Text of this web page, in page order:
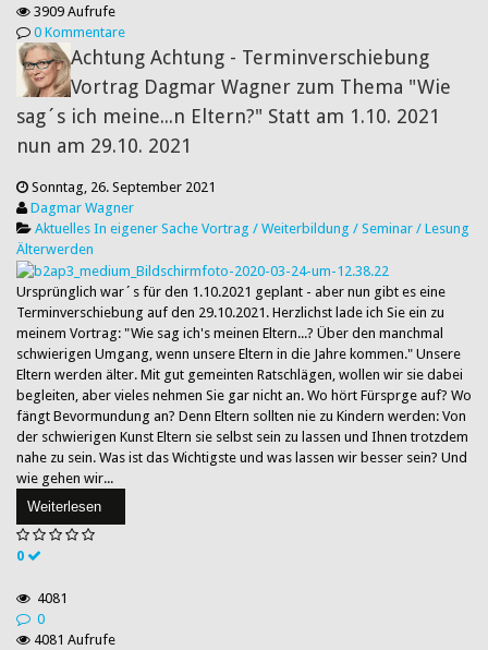
3909 Aufrufe
0 Kommentare
Achtung Achtung - Terminverschiebung
Vortrag Dagmar Wagner zum Thema "Wie
sag´s ich meine...n Eltern?" Statt am 1.10. 2021
nun am 29.10. 2021
Sonntag, 26. September 2021
Dagmar Wagner
Aktuelles In eigener Sache Vortrag / Weiterbildung / Seminar / Lesung
Älterwerden
Ursprünglich war´s für den 1.10.2021 geplant - aber nun gibt es eine
Terminverschiebung auf den 29.10.2021. Herzlichst lade ich Sie ein zu
meinem Vortrag: "Wie sag ich's meinen Eltern...? Über den manchmal
schwierigen Umgang, wenn unsere Eltern in die Jahre kommen." Unsere
Eltern werden älter. Mit gut gemeinten Ratschlägen, wollen wir sie dabei
begleiten, aber vieles nehmen Sie gar nicht an. Wo hört Fürsprge auf? Wo
fängt Bevormundung an? Denn Eltern sollten nie zu Kindern werden: Von
der schwierigen Kunst Eltern sie selbst sein zu lassen und Ihnen trotzdem
nahe zu sein. Was ist das Wichtigste und was lassen wir besser sein? Und
wie gehen wir...
Weiterlesen
0
4081
0
4081 Aufrufe